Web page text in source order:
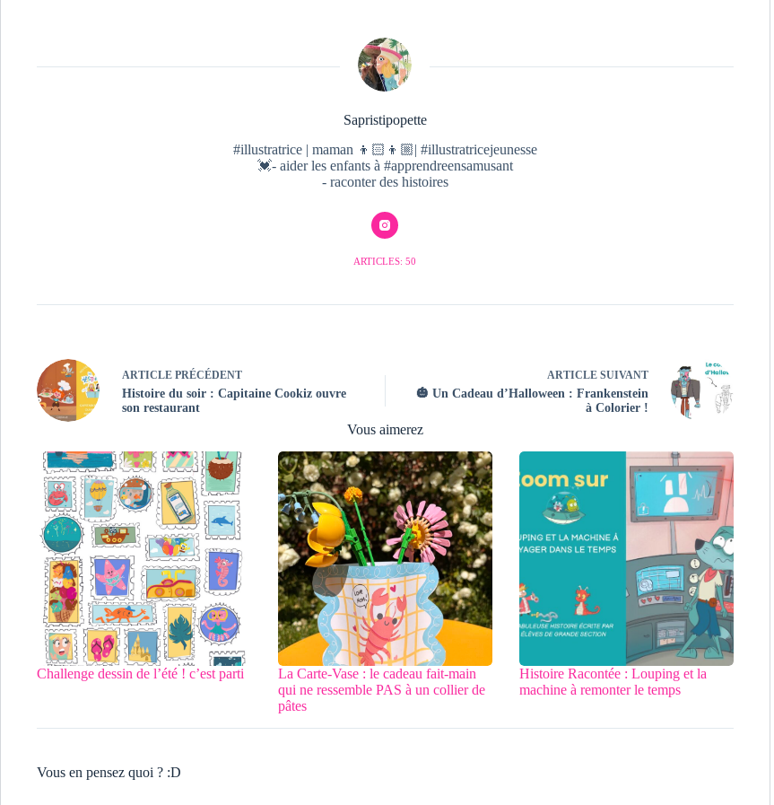
Sapristipopette
#illustratrice | maman 👦🏻👦🏼| #illustratricejeunesse
💓- aider les enfants à #apprendreensamusant
- raconter des histoires
ARTICLES: 50
ARTICLE PRÉCÉDENT
Histoire du soir : Capitaine Cookiz ouvre
son restaurant
ARTICLESUIVANT
🎃 Un Cadeau d’Halloween : Frankenstein
à Colorier !
Vous aimerez
Challenge dessin de l’été ! c’est parti
La Carte-Vase : le cadeau fait-main
qui ne ressemble PAS à un collier de
pâtes
Histoire Racontée : Louping et la
machine à remonter le temps
Vous en pensez quoi ? :D